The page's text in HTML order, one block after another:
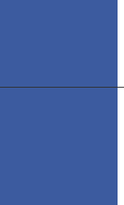
В КОРЗИНУ